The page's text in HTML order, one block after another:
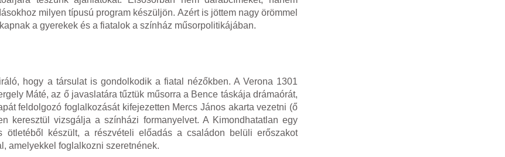
milyen típusú program készüljön. Azért is jöttem nagy örömmel
a gyerekek és a fiatalok a színház műsorpolitikájában.
hogy a társulat is gondolkodik a fiatal nézőkben. A Verona 1301
Máté, az ő javaslatára tűztük műsorra a Bence táskája drámaórát,
feldolgozó foglalkozását kifejezetten Mercs János akarta vezetni (ő
keresztül vizsgálja a színházi formanyelvet. A Kimondhatatlan egy
készült, a részvételi előadás a családon belüli erőszakot
amelyekkel foglalkozni szeretnének.